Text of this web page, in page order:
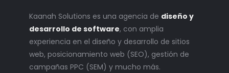
Kaanah Solutions es una agencia de diseño y
desarrollo de software, con amplia
experiencia en el diseño y desarrollo de sitios
web, posicionamiento web (SEO), gestión de
campañas PPC (SEM) y mucho más.